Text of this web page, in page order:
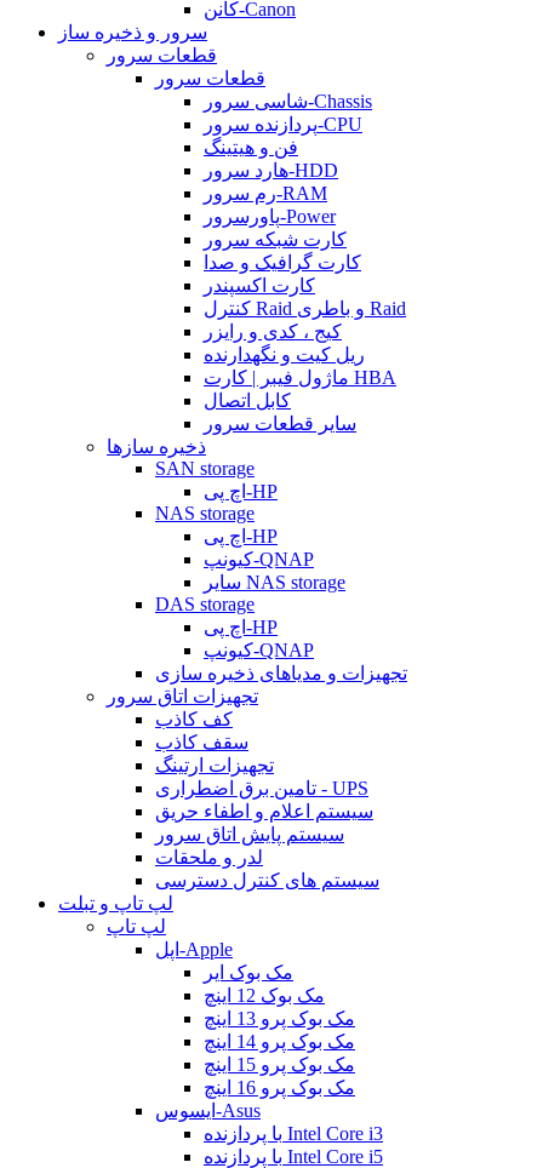
کانن-Canon
سرور و ذخیره ساز
قطعات سرور
قطعات سرور
شاسی سرور-Chassis
پردازنده سرور-CPU
فن و هیتینگ
هارد سرور-HDD
رم سرور-RAM
پاورسرور-Power
کارت شبکه سرور
کارت گرافیک و صدا
کارت اکسپندر
کنترل Raid و باطری Raid
کیج ، کدی و رایزر
ریل کیت و نگهدارنده
ماژول فیبر | کارت HBA
کابل اتصال
سایر قطعات سرور
ذخیره سازها
SAN storage
اچ پی-HP
NAS storage
اچ پی-HP
کیونپ-QNAP
سایر NAS storage
DAS storage
اچ پی-HP
کیونپ-QNAP
تجهیزات و مدیاهای ذخیره سازی
تجهیزات اتاق سرور
کف کاذب
سقف کاذب
تجهیزات ارتینگ
تامین برق اضطراری - UPS
سیستم اعلام و اطفاء حریق
سیستم پایش اتاق سرور
لدر و ملحقات
سیستم های کنترل دسترسی
لپ تاپ و تبلت
لپ تاپ
اپل-Apple
مک بوک ایر
مک بوک 12 اینچ
مک بوک پرو 13 اینچ
مک بوک پرو 14 اینچ
مک بوک پرو 15 اینچ
مک بوک پرو 16 اینچ
ایسوس-Asus
با پردازنده Intel Core i3
با پردازنده Intel Core i5